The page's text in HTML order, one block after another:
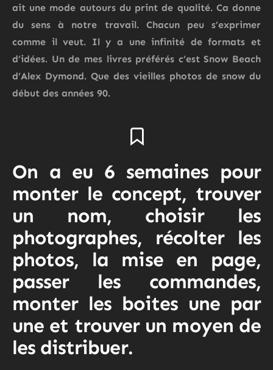
ait une mode autours du print de qualité. Ca donne
du sens à notre travail. Chacun peu s’exprimer
comme il veut. Il y a une infinité de formats et
d’idées. Un de mes livres préférés c’est Snow Beach
d’Alex Dymond. Que des vieilles photos de snow du
début des années 90.
On a eu 6 semaines pour
monter le concept, trouver
un nom, choisir les
photographes, récolter les
photos, la mise en page,
passer les commandes,
monter les boites une par
une et trouver un moyen de
les distribuer.